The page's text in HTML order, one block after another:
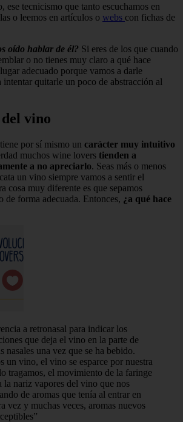
ese tecnicismo que tanto escuchamos en
o leemos en artículos o webs con fichas de
oído hablar de él? Si eres de los que cuando
o no tienes muy claro a qué hace
adecuado porque vamos a darle
quitarle un poco de abstracción al
vino
por sí mismo un carácter muy intuitivo
muchos wine lovers tienden a
a no apreciarlo. Seas más o menos
un vino siempre vamos a sentir el
cosa muy diferente es que sepamos
de forma adecuada. Entonces, ¿a qué hace
a retronasal para indicar los
que deja el vino en la parte de
nasales una vez que se ha bebido.
un vino, el vino se esparce por nuestra
tragamos, el movimiento de la faringe
la nariz vapores del vino que nos
de aromas que tenía al entrar en
vez y muchas veces, aromas nuevos